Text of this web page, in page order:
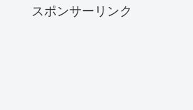
スポンサーリンク